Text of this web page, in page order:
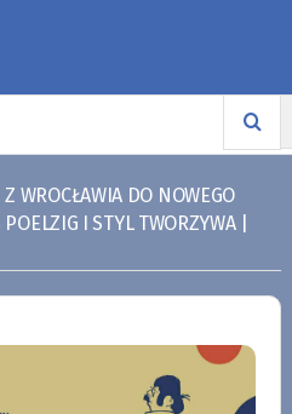
Z WROCŁAWIA DO NOWEGO
I STYL TWORZYWA |